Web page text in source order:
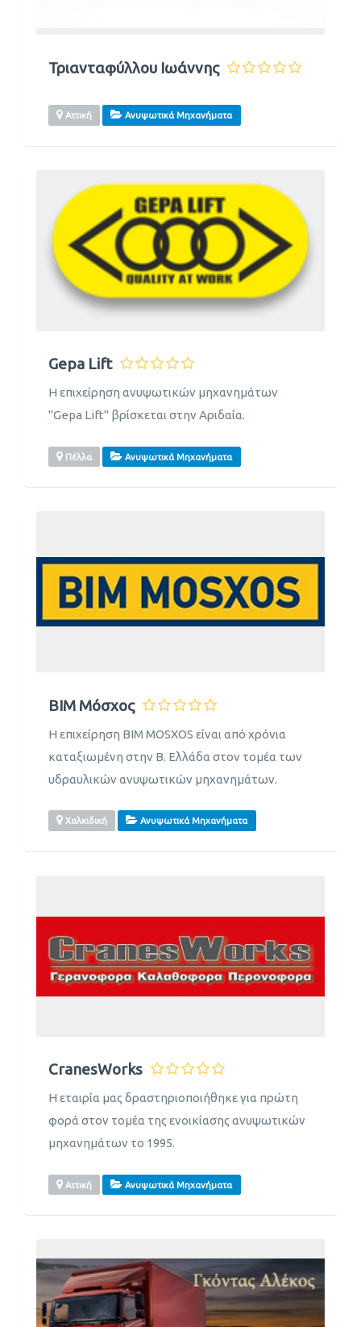
Τριανταφύλλου Ιωάννης
Αττική Ανυψωτικά Μηχανήματα
Gepa Lift
Η επιχείρηση ανυψωτικών μηχανημάτων
"Gepa Lift" βρίσκεται στην Αριδαία.
Πέλλα Ανυψωτικά Μηχανήματα
ΒΙΜ Μόσχος
Η επιχείρηση BIM MOSXOS είναι από χρόνια
καταξιωμένη στην Β. Ελλάδα στον τομέα των
υδραυλικών ανυψωτικών μηχανημάτων.
Χαλκιδική Ανυψωτικά Μηχανήματα
CranesWorks
Η εταιρία μας δραστηριοποιήθηκε για πρώτη
φορά στον τομέα της ενοικίασης ανυψωτικών
μηχανημάτων το 1995.
Αττική Ανυψωτικά Μηχανήματα